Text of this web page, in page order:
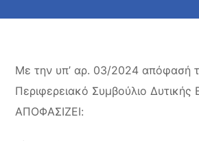
Με την υπ’ αρ. 03/2024 απόφασή
Περιφερειακό Συμβούλιο Δυτικής
ΑΠΟΦΑΣΙΖΕΙ: